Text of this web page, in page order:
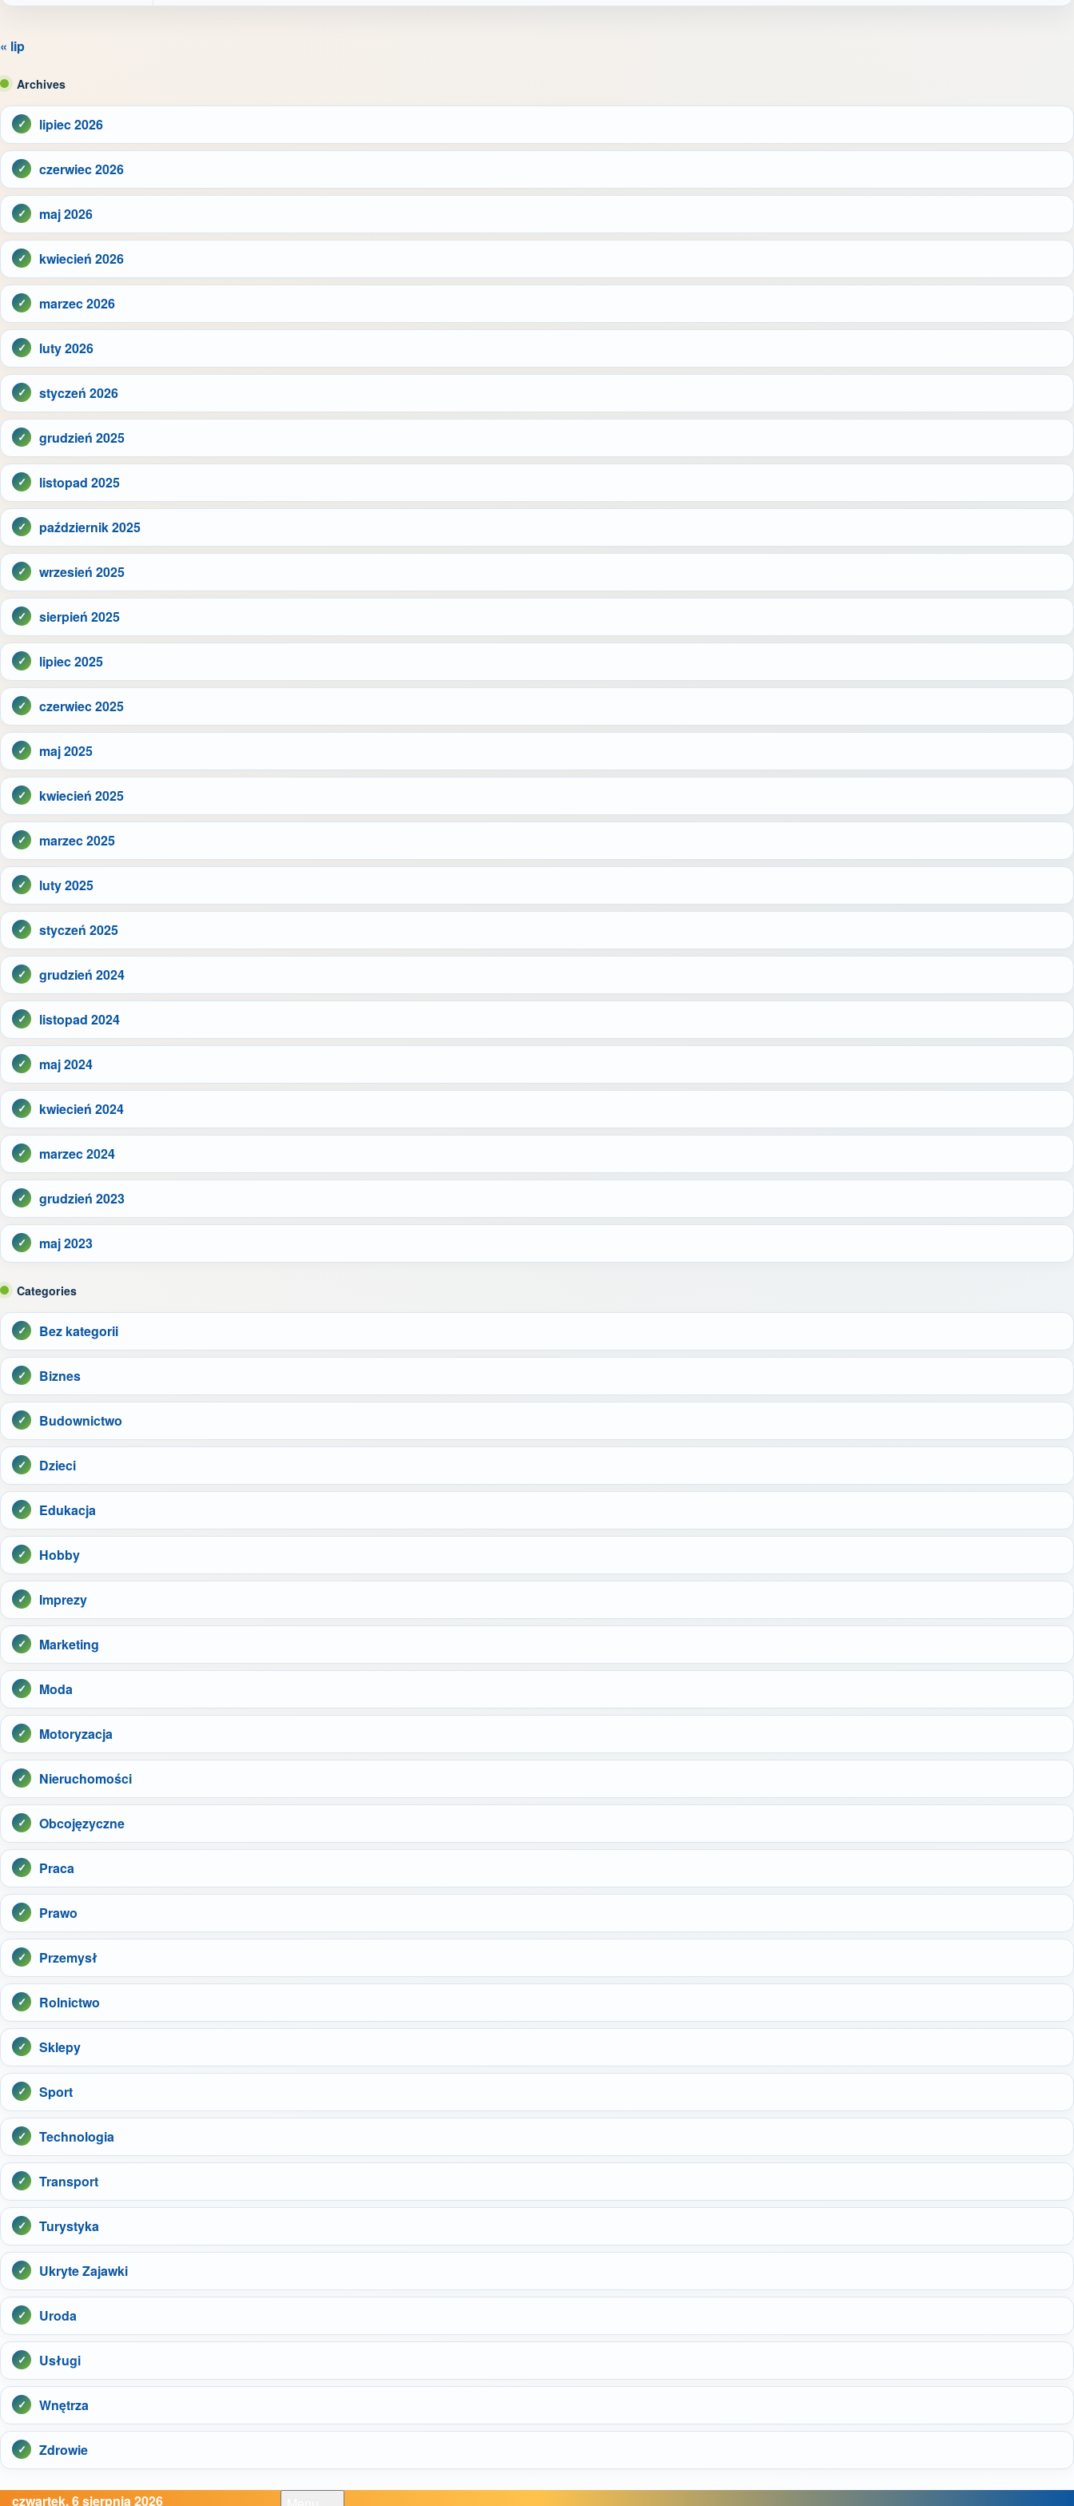
« lip
Archives
lipiec 2026
czerwiec 2026
maj 2026
kwiecień 2026
marzec 2026
luty 2026
styczeń 2026
grudzień 2025
listopad 2025
październik 2025
wrzesień 2025
sierpień 2025
lipiec 2025
czerwiec 2025
maj 2025
kwiecień 2025
marzec 2025
luty 2025
styczeń 2025
grudzień 2024
listopad 2024
maj 2024
kwiecień 2024
marzec 2024
grudzień 2023
maj 2023
Categories
Bez kategorii
Biznes
Budownictwo
Dzieci
Edukacja
Hobby
Imprezy
Marketing
Moda
Motoryzacja
Nieruchomości
Obcojęzyczne
Praca
Prawo
Przemysł
Rolnictwo
Sklepy
Sport
Technologia
Transport
Turystyka
Ukryte Zajawki
Uroda
Usługi
Wnętrza
Zdrowie
czwartek, 6 sierpnia 2026